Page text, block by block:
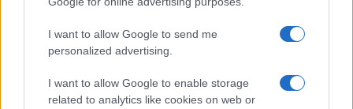
I want to allow Google to send me
personalized advertising.
I want to allow Google to enable storage
related to analytics like cookies on web or
COTIZACIONES CRYPTO
Nombre Precio